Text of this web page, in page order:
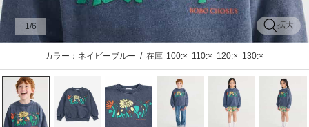
拡大
1/6
カラー：ネイビーブルー / 在庫 100:× 110:× 120:× 130:×